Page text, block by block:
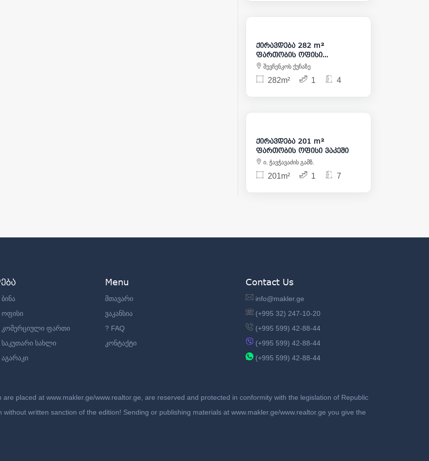
5 500
ქირავდება 282 m²
ფართობის ოფისი
მთაწმინდაზე
შევჩენკოს ქუჩაზე
282m² 1 4
2 500
ქირავდება 201 m²
ფართობის ოფისი ვაკეში
ი. ჭავჭავაძის გამზ.
201m² 1 7
ოფისი
კომერციული ფართი
საკუთარი სახლი
Menu
მთავარი
ვაკანსია
? FAQ
კონტაქტი
Contact Us
info@makler.ge
(+995 32) 247-10-20
(+995 599) 42-88-44
(+995 599) 42-88-44
(+995 599) 42-88-44
placed at www.makler.ge/www.realtor.ge, are reserved and protected in conformity with the legislation of Republic
written sanction of the edition! Sending or publishing materials at www.makler.ge/www.realtor.ge you give the